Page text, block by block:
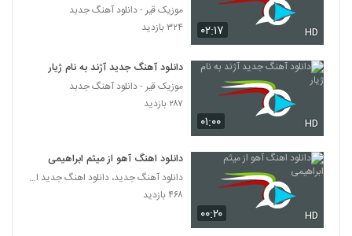
5734
موزیک زیبای درمون از حسین مقامی
5735
موزیک زیبای آرامش از علی نجفی
۲۲۷ بازدید
Vahid Keshtkar Adat
آهنگ رضا شیری بنام چشمون سیاه
۰۲:۱۷ HD
موزیک قیر - دانلود آهنگ جدبد
۳۲۴ بازدید
۰۱:۰۰ HD
دانلود آهنگ جدید آژند به نام ژیار
موزیک قیر - دانلود آهنگ جدبد
۲۸۷ بازدید
۰۰:۲۰ HD
دانلود اهنگ آهو از میثم ابراهیمی
دانلود آهنگ جدید، دانلود اهنگ جدید ایرانی
۴۶۸ بازدید